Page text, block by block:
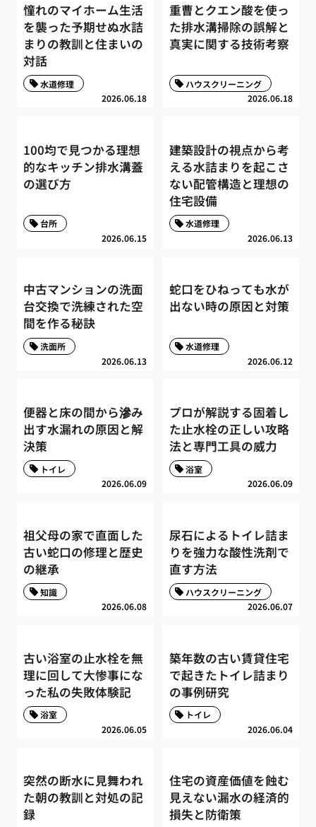
憧れのマイホーム生活
を襲った予期せぬ水詰
まりの教訓と住まいの
対話
2026.06.18
水道修理
重曹とクエン酸を使っ
た排水溝掃除の誤解と
真実に関する技術考察
2026.06.18
ハウスクリーニング
100均で見つかる理想
的なキッチン排水溝蓋
の選び方
2026.06.15
台所
建築設計の視点から考
える水詰まりを起こさ
ない配管構造と理想の
住宅設備
2026.06.13
水道修理
中古マンションの洗面
台交換で洗練された空
間を作る秘訣
2026.06.13
洗面所
蛇口をひねっても水が
出ない時の原因と対策
2026.06.12
水道修理
便器と床の間から滲み
出す水漏れの原因と解
決策
2026.06.09
トイレ
プロが解説する固着し
た止水栓の正しい攻略
法と専門工具の威力
2026.06.09
浴室
祖父母の家で直面した
古い蛇口の修理と歴史
の継承
2026.06.08
知識
尿石によるトイレ詰ま
りを強力な酸性洗剤で
直す方法
2026.06.07
ハウスクリーニング
古い浴室の止水栓を無
理に回して大惨事にな
った私の失敗体験記
2026.06.05
浴室
築年数の古い賃貸住宅
で起きたトイレ詰まり
の事例研究
2026.06.04
トイレ
突然の断水に見舞われ
た朝の教訓と対処の記
録
住宅の資産価値を蝕む
見えない漏水の経済的
損失と防衛策